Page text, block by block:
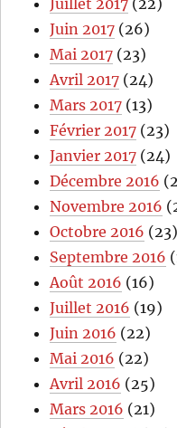
Juin 2017 (26)
Mai 2017 (23)
Avril 2017 (24)
Mars 2017 (13)
Février 2017 (23)
Janvier 2017 (24)
Décembre 2016
Novembre 2016
Octobre 2016 (23)
Septembre 2016
Août 2016 (16)
Juillet 2016 (19)
Juin 2016 (22)
Mai 2016 (22)
Avril 2016 (25)
Mars 2016 (21)